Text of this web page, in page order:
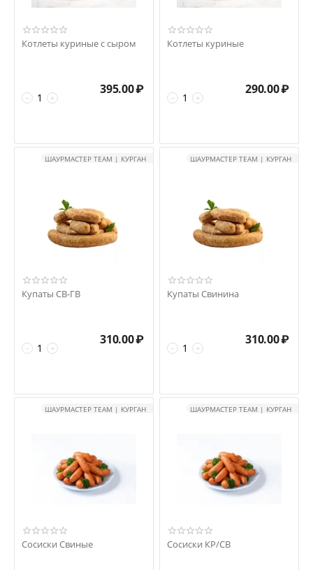
Котлеты куриные с сыром
+
−
395.00₽
Котлеты куриные
+
−
290.00₽
ШАУРМАСТЕР TEAM | КУРГАН
Купаты СВ-ГВ
+
−
310.00₽
ШАУРМАСТЕР TEAM | КУРГАН
Купаты Свинина
+
−
310.00₽
ШАУРМАСТЕР TEAM | КУРГАН
Сосиски Свиные
ШАУРМАСТЕР TEAM | КУРГАН
Сосиски КР/СВ